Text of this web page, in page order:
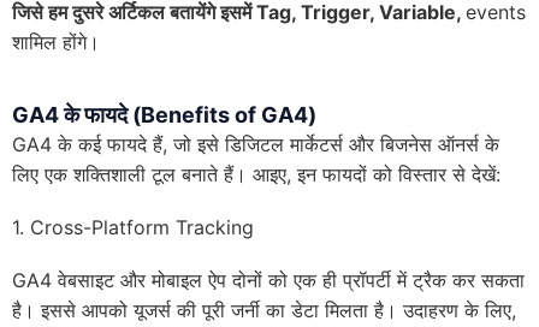
जिसे हम दुसरे अर्टिकल बतायेंगे इसमें Tag, Trigger, Variable, events
शामिल होंगे।
GA4 के फायदे (Benefits of GA4)
GA4 के कई फायदे हैं, जो इसे डिजिटल मार्केटर्स और बिजनेस ऑनर्स के
लिए एक शक्तिशाली टूल बनाते हैं। आइए, इन फायदों को विस्तार से देखें:
1. Cross-Platform Tracking
GA4 वेबसाइट और मोबाइल ऐप दोनों को एक ही प्रॉपर्टी में ट्रैक कर सकता
है। इससे आपको यूजर्स की पूरी जर्नी का डेटा मिलता है। उदाहरण के लिए,